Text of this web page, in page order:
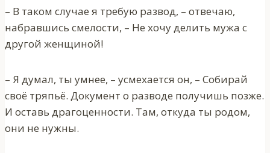
– В таком случае я требую развод, – отвечаю,
набравшись смелости, – Не хочу делить мужа с
другой женщиной!
– Я думал, ты умнее, – усмехается он, – Собирай
своё тряпьё. Документ о разводе получишь позже.
И оставь драгоценности. Там, откуда ты родом,
они не нужны.